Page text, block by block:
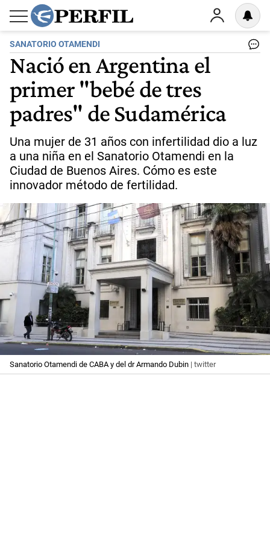
SANATORIO OTAMENDI
Nació en Argentina el
primer "bebé de tres
padres" de Sudamérica
Una mujer de 31 años con infertilidad dio a luz
a una niña en el Sanatorio Otamendi en la
Ciudad de Buenos Aires. Cómo es este
innovador método de fertilidad.
Sanatorio Otamendi de CABA y del dr Armando Dubin | twitter